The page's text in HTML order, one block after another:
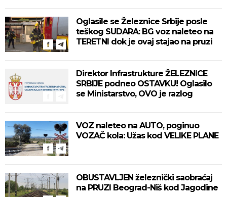
Oglasile se Železnice Srbije posle
teškog SUDARA: BG voz naleteo na
TERETNI dok je ovaj stajao na pruzi
Direktor Infrastrukture ŽELEZNICE
SRBIJE podneo OSTAVKU! Oglasilo
se Ministarstvo, OVO je razlog
VOZ naleteo na AUTO, poginuo
VOZAČ kola: Užas kod VELIKE PLANE
OBUSTAVLJEN železnički saobraćaj
na PRUZI Beograd-Niš kod Jagodine